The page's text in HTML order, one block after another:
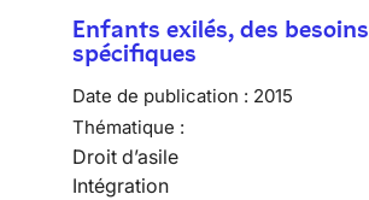
Enfants exilés, des besoins
spécifiques
Date de publication : 2015
Thématique :
Droit d’asile
Intégration